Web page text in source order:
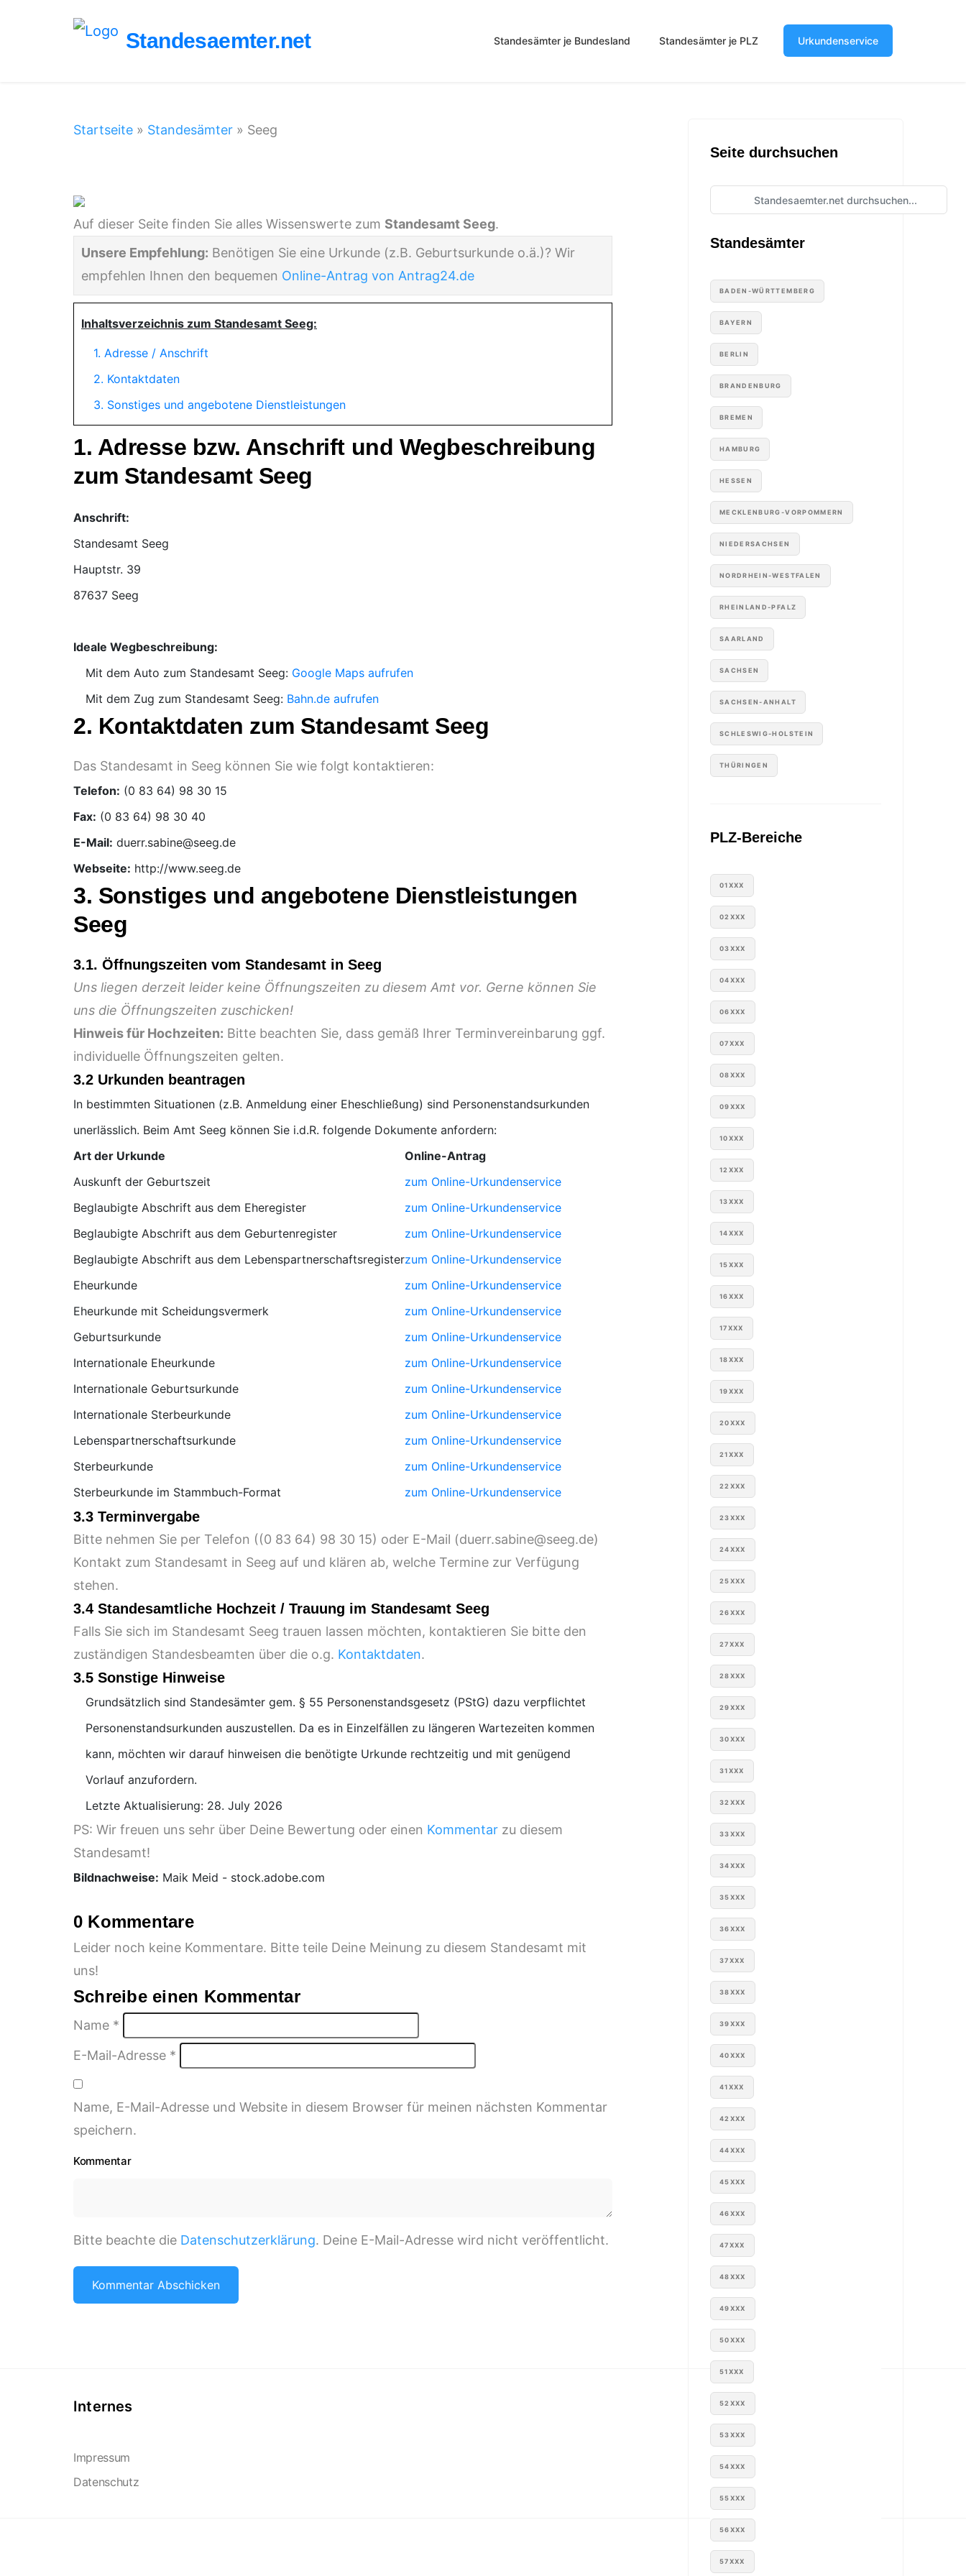
Standesaemter.net Standesämter je Bundesland Standesämter je PLZ Urkundenservice
Startseite » Standesämter » Seeg
Auf dieser Seite finden Sie alles Wissenswerte zum Standesamt Seeg.
Unsere Empfehlung: Benötigen Sie eine Urkunde (z.B. Geburtsurkunde o.ä.)? Wir
empfehlen Ihnen den bequemen Online-Antrag von Antrag24.de
Inhaltsverzeichnis zum Standesamt Seeg:
1. Adresse / Anschrift
2. Kontaktdaten
3. Sonstiges und angebotene Dienstleistungen
1. Adresse bzw. Anschrift und Wegbeschreibung
zum Standesamt Seeg
Anschrift:
Standesamt Seeg
87637 Seeg
Ideale Wegbeschreibung:
Mit dem Auto zum Standesamt Seeg: Google Maps aufrufen
Mit dem Zug zum Standesamt Seeg: Bahn.de aufrufen
2. Kontaktdaten zum Standesamt Seeg
Das Standesamt in Seeg können Sie wie folgt kontaktieren:
Telefon:
Fax:
E-Mail:
Webseite: http://www.seeg.de
3. Sonstiges und angebotene Dienstleistungen
Seeg
3.1. Öffnungszeiten vom Standesamt in Seeg
Uns liegen derzeit leider keine Öffnungszeiten zu diesem Amt vor. Gerne können Sie
uns die Öffnungszeiten zuschicken!
Hinweis für Hochzeiten: Bitte beachten Sie, dass gemäß Ihrer Terminvereinbarung ggf.
individuelle Öffnungszeiten gelten.
3.2 Urkunden beantragen
In bestimmten Situationen (z.B. Anmeldung einer Eheschließung) sind Personenstandsurkunden
unerlässlich. Beim Amt Seeg können Sie i.d.R. folgende Dokumente anfordern:
Art der Urkunde
Online-Antrag
Auskunft der Geburtszeit
zum Online-Urkundenservice
Beglaubigte Abschrift aus dem Eheregister
zum Online-Urkundenservice
Beglaubigte Abschrift aus dem Geburtenregister
zum Online-Urkundenservice
Beglaubigte Abschrift aus dem Lebenspartnerschaftsregisterzum Online-Urkundenservice
Eheurkunde
zum Online-Urkundenservice
Eheurkunde mit Scheidungsvermerk
zum Online-Urkundenservice
Geburtsurkunde
zum Online-Urkundenservice
Internationale Eheurkunde
zum Online-Urkundenservice
Internationale Geburtsurkunde
zum Online-Urkundenservice
Internationale Sterbeurkunde
zum Online-Urkundenservice
Lebenspartnerschaftsurkunde
zum Online-Urkundenservice
Sterbeurkunde
zum Online-Urkundenservice
Sterbeurkunde im Stammbuch-Format
zum Online-Urkundenservice
3.3 Terminvergabe
Bitte nehmen Sie per Telefon ( ) oder E-Mail (
)
Kontakt zum Standesamt in Seeg auf und klären ab, welche Termine zur Verfügung
stehen.
3.4 Standesamtliche Hochzeit / Trauung im Standesamt Seeg
Falls Sie sich im Standesamt Seeg trauen lassen möchten, kontaktieren Sie bitte den
zuständigen Standesbeamten über die o.g. Kontaktdaten.
3.5 Sonstige Hinweise
Grundsätzlich sind Standesämter gem. § 55 Personenstandsgesetz (PStG) dazu verpflichtet
Personenstandsurkunden auszustellen. Da es in Einzelfällen zu längeren Wartezeiten kommen
kann, möchten wir darauf hinweisen die benötigte Urkunde rechtzeitig und mit genügend
Vorlauf anzufordern.
Letzte Aktualisierung: 28. July 2026
PS: Wir freuen uns sehr über Deine Bewertung oder einen Kommentar zu diesem
Standesamt!
Bildnachweise: Maik Meid - stock.adobe.com
0 Kommentare
Leider noch keine Kommentare. Bitte teile Deine Meinung zu diesem Standesamt mit
uns!
Schreibe einen Kommentar
Name *
E-Mail-Adresse *
Name, E-Mail-Adresse und Website in diesem Browser für meinen nächsten Kommentar
speichern.
Kommentar
Bitte beachte die Datenschutzerklärung. Deine E-Mail-Adresse wird nicht veröffentlicht.
Seite durchsuchen
Standesämter
BADEN-WÜRTTEMBERG
BAYERN
BERLIN
BRANDENBURG
BREMEN
HAMBURG
HESSEN
MECKLENBURG-VORPOMMERN
NIEDERSACHSEN
NORDRHEIN-WESTFALEN
RHEINLAND-PFALZ
SAARLAND
SACHSEN
SACHSEN-ANHALT
SCHLESWIG-HOLSTEIN
THÜRINGEN
PLZ-Bereiche
01XXX
02XXX
03XXX
04XXX
06XXX
07XXX
08XXX
09XXX
10XXX
12XXX
13XXX
14XXX
15XXX
16XXX
17XXX
18XXX
19XXX
20XXX
21XXX
22XXX
23XXX
24XXX
25XXX
26XXX
27XXX
28XXX
29XXX
30XXX
31XXX
32XXX
33XXX
34XXX
35XXX
36XXX
37XXX
38XXX
39XXX
40XXX
41XXX
42XXX
44XXX
45XXX
46XXX
47XXX
48XXX
49XXX
50XXX
51XXX
52XXX
53XXX
54XXX
55XXX
56XXX
57XXX
Internes
Impressum
Datenschutz